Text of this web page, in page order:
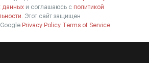
данных и соглашаюсь с политикой
Этот сайт защищен
Privacy Policy Terms of Service